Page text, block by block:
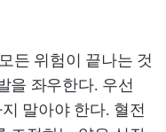
든 위험이 끝나는 것
을 좌우한다. 우선
말아야 한다. 혈전